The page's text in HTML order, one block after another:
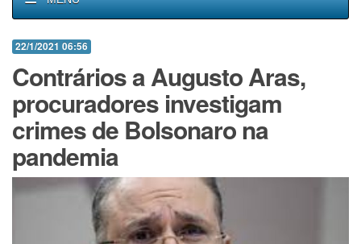
22/1/2021 06:56
Contrários a Augusto Aras,
procuradores investigam
crimes de Bolsonaro na
pandemia